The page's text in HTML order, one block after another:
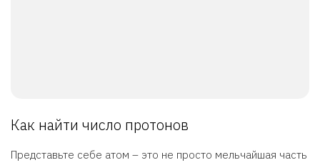
Как найти число протонов
Представьте себе атом – это не просто мельчайшая часть